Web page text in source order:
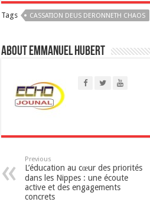
t
p
p
Tags CASSATION DEUS DERONNETH CHAOS
About Emmanuel Hubert
Previous
L’éducation au cœur des priorités
dans les Nippes : une écoute
active et des engagements
concrets